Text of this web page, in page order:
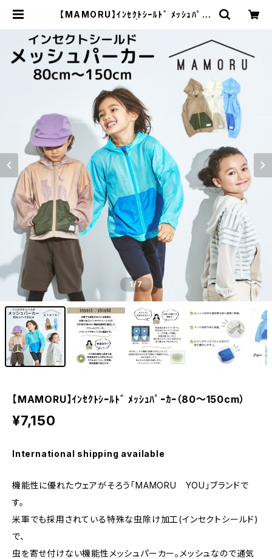
【MAMORU】ｲﾝｾｸﾄｼｰﾙﾄﾞ ﾒｯｼｭﾊﾟｰｶ
ふく UTSun
1/7
【MAMORU】ｲﾝｾｸﾄｼｰﾙﾄﾞ ﾒｯｼｭﾊﾟｰｶｰ（80～150cm）
¥7,150
International shipping available
機能性に優れたウェアがそろう「MAMORU YOU」ブランドで
す。
米軍でも採用されている特殊な虫除け加工(インセクトシールド)
で、
虫を寄せ付けない機能性メッシュパーカー。メッシュなので通気